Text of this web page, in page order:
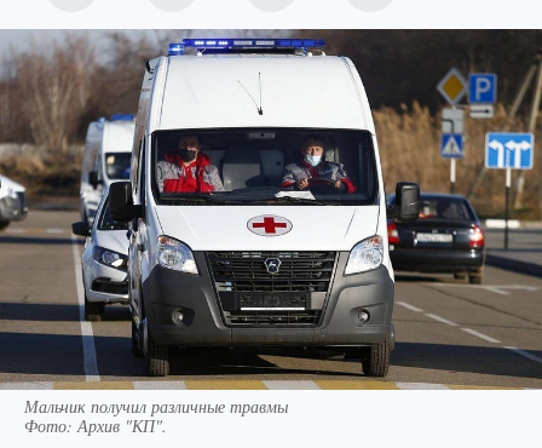
Мальчик получил различные травмы
Фото: Архив "КП".